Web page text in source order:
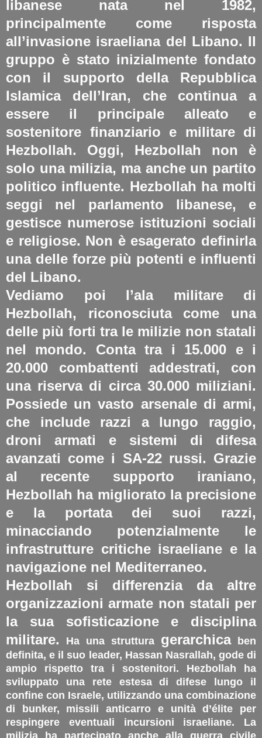
libanese nata nel 1982,
principalmente come risposta
all’invasione israeliana del Libano. Il
gruppo è stato inizialmente fondato
con il supporto della Repubblica
Islamica dell’Iran, che continua a
essere il principale alleato e
sostenitore finanziario e militare di
Hezbollah. Oggi, Hezbollah non è
solo una milizia, ma anche un partito
politico influente. Hezbollah ha molti
seggi nel parlamento libanese, e
gestisce numerose istituzioni sociali
e religiose. Non è esagerato definirla
una delle forze più potenti e influenti
del Libano.
Vediamo poi l’ala militare di
Hezbollah, riconosciuta come una
delle più forti tra le milizie non statali
nel mondo. Conta tra i 15.000 e i
20.000 combattenti addestrati, con
una riserva di circa 30.000 miliziani.
Possiede un vasto arsenale di armi,
che include razzi a lungo raggio,
droni armati e sistemi di difesa
avanzati come i SA-22 russi. Grazie
al recente supporto iraniano,
Hezbollah ha migliorato la precisione
e la portata dei suoi razzi,
minacciando potenzialmente le
infrastrutture critiche israeliane e la
navigazione nel Mediterraneo​.
Hezbollah si differenzia da altre
organizzazioni armate non statali per
la sua sofisticazione e disciplina
militare. Ha una struttura gerarchicaben
definita, e il suo leader, Hassan Nasrallah, gode di
ampio rispetto tra i sostenitori. Hezbollah ha
sviluppato una rete estesa di difese lungo il
confine con Israele, utilizzando una combinazione
di bunker, missili anticarro e unità d’élite per
respingere eventuali incursioni israeliane. La
milizia ha partecipato anche alla guerra civile